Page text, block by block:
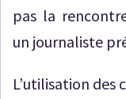
pas la
un journaliste
L’utilisation des